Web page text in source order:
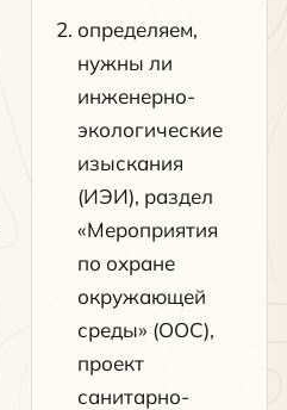
определяем,
нужны ли
инженерно-
экологические
изыскания
(ИЭИ), раздел
«Мероприятия
по охране
окружающей
среды» (ООС),
проект
санитарно-